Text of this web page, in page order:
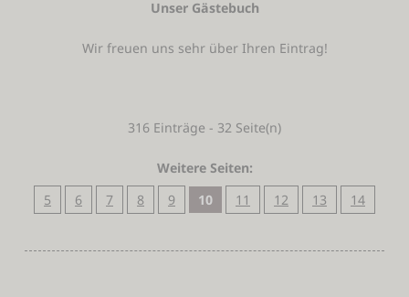
Unser Gästebuch
Wir freuen uns sehr über Ihren Eintrag!
316 Einträge - 32 Seite(n)
Weitere Seiten:
5
6 7 8 9 10 11 12 13 14